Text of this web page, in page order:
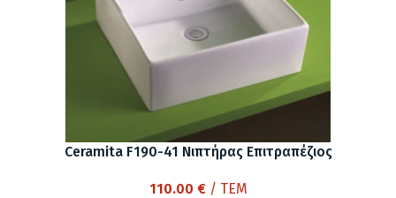
Ceramita F190-41 Νιπτήρας Επιτραπέζιος
110.00 €/ ΤΕΜ